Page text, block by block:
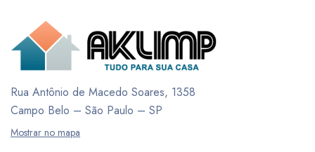
Rua Antônio de Macedo Soares, 1358
Campo Belo – São Paulo – SP
Mostrar no mapa